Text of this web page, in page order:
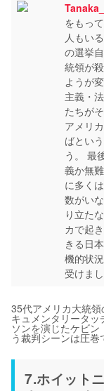
をもっ
人もい
の選挙
統領が
ようが
主義・
たちが
アメリ
ばとい
う。 最
義か無
に多く
数がい
り立た
カで起
きる日
機的状
受けま
35代アメリカ大統
キュメンタリータッ
ソンを演じたケビ
う裁判シーンは圧巻
7.ホイット